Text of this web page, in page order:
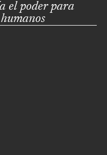
el poder para